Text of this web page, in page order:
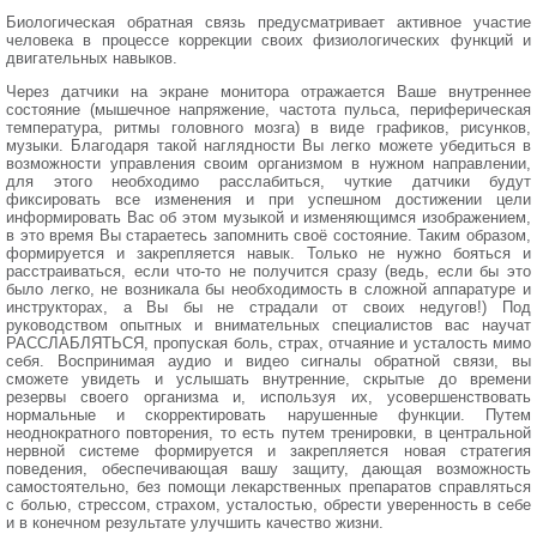
Биологическая обратная связь предусматривает активное участие
человека в процессе коррекции своих физиологических функций и
двигательных навыков.
Через датчики на экране монитора отражается Ваше внутреннее
состояние (мышечное напряжение, частота пульса, периферическая
температура, ритмы головного мозга) в виде графиков, рисунков,
музыки. Благодаря такой наглядности Вы легко можете убедиться в
возможности управления своим организмом в нужном направлении,
для этого необходимо расслабиться, чуткие датчики будут
фиксировать все изменения и при успешном достижении цели
информировать Вас об этом музыкой и изменяющимся изображением,
в это время Вы стараетесь запомнить своё состояние. Таким образом,
формируется и закрепляется навык. Только не нужно бояться и
расстраиваться, если что-то не получится сразу (ведь, если бы это
было легко, не возникала бы необходимость в сложной аппаратуре и
инструкторах, а Вы бы не страдали от своих недугов!) Под
руководством опытных и внимательных специалистов вас научат
РАССЛАБЛЯТЬСЯ, пропуская боль, страх, отчаяние и усталость мимо
себя. Воспринимая аудио и видео сигналы обратной связи, вы
сможете увидеть и услышать внутренние, скрытые до времени
резервы своего организма и, используя их, усовершенствовать
нормальные и скорректировать нарушенные функции. Путем
неоднократного повторения, то есть путем тренировки, в центральной
нервной системе формируется и закрепляется новая стратегия
поведения, обеспечивающая вашу защиту, дающая возможность
самостоятельно, без помощи лекарственных препаратов справляться
с болью, стрессом, страхом, усталостью, обрести уверенность в себе
и в конечном результате улучшить качество жизни.